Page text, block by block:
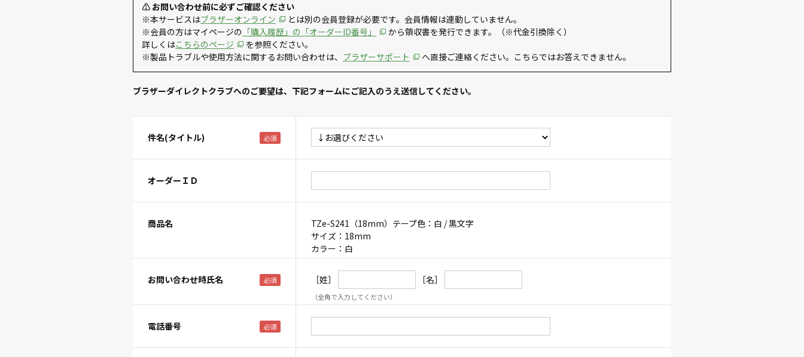
⚠ お問い合わせ前に必ずご確認ください
※本サービスはブラザーオンライン
とは別の会員登録が必要です。会員情報は連動していません。
※会員の方はマイページの 「購入履歴」の「オーダーID番号」
から領収書を発行できます。（※代金引換除く）
詳しくはこちらのページ
を参照ください。
※製品トラブルや使用方法に関するお問い合わせは、 ブラザーサポート へ直接ご連絡ください。こちらではお答えできません。
ブラザーダイレクトクラブへのご要望は、下記フォームにご記入のうえ送信してください。
件名(タイトル)
オーダーＩＤ
商品名
TZe-S241（18mm）テープ色：白 / 黒文字
サイズ：18mm
カラー：白
お問い合わせ時氏名 ［姓］ ［名］
（全角で入力してください）
電話番号